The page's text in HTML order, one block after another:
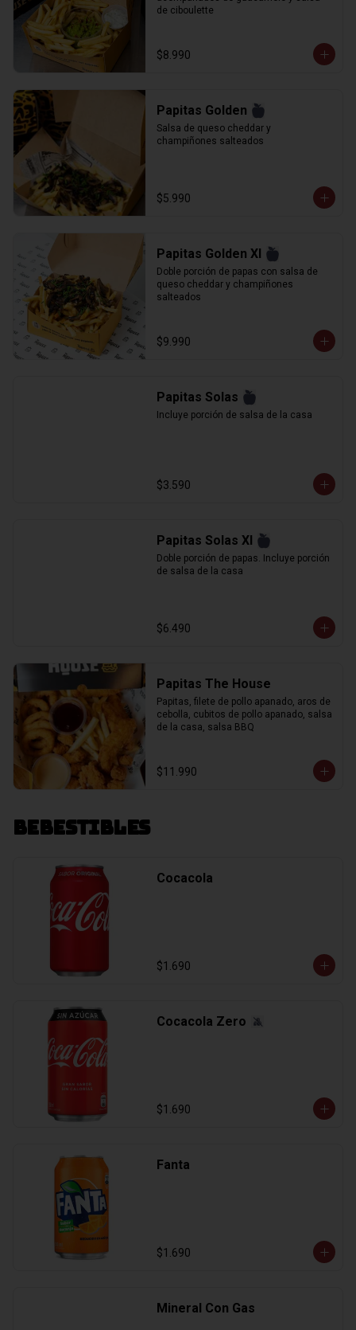
de ciboulette
$8.990
Papitas Golden
Salsa de queso cheddar y
champiñones salteados
$5.990
Papitas Golden Xl
Doble porción de papas con salsa de
queso cheddar y champiñones
salteados
$9.990
Papitas Solas
Incluye porción de salsa de la casa
$3.590
Papitas Solas Xl
Doble porción de papas. Incluye porción
de salsa de la casa
$6.490
Papitas The House
Papitas, filete de pollo apanado, aros de
cebolla, cubitos de pollo apanado, salsa
de la casa, salsa BBQ
$11.990
Bebestibles
Cocacola
$1.690
Cocacola Zero
$1.690
Fanta
$1.690
Mineral Con Gas